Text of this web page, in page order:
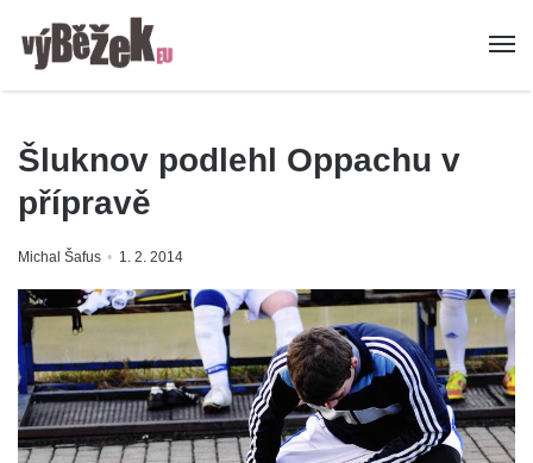
Šluknov podlehl Oppachu v
přípravě
Michal Šafus 1. 2. 2014